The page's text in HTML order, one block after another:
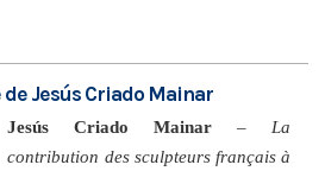
Jesús Criado Mainar
Jesús Criado Mainar – La
contribution des sculpteurs français à